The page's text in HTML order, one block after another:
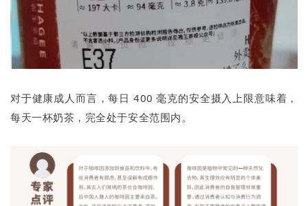
对于健康成人而言，每日 400 毫克的安全摄入上限意味着，
每天一杯奶茶，完全处于安全范围内。